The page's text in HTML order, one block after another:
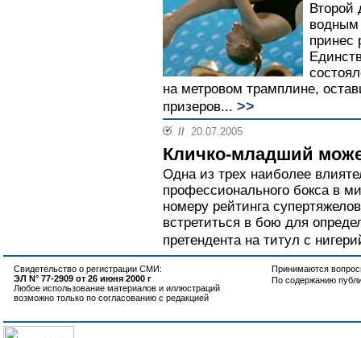
Второй
водным
принес
на метровом трамплине,
призеров... >>
// 20.07.2005
Кличко-младший
Одна из трех наиболее
профессионального бокса в
номеру рейтинга
встретиться в бою для
претендента на титул с
Свидетельство о регистрации СМИ:
ЭЛ N° 77-2909 от 26 июня 2000 г
Любое использование материалов и иллюстраций
возможно только по согласованию с редакцией
Принимаются
По содержанию